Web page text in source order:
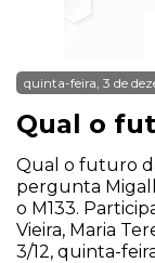
quinta-feira, 3 de
Qual o
Qual o futuro
pergunta
o M133.
Vieira, Maria
3/12, quinta-